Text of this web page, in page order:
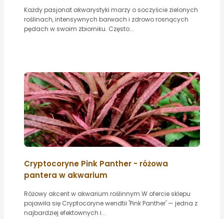
Każdy pasjonat akwarystyki marzy o soczyście zielonych
roślinach, intensywnych barwach i zdrowo rosnących
pędach w swoim zbiorniku. Często...
Cryptocoryne Pink Panther - różowa
pantera w akwarium
Różowy akcent w akwarium roślinnym W ofercie sklepu
pojawiła się Cryptocoryne wendtii 'Pink Panther' — jedna z
najbardziej efektownych i...